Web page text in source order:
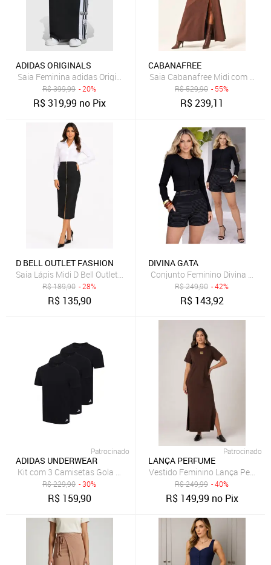
ADIDAS ORIGINALS
Saia Feminina adidas Originals Adibreak SK Preta
R$399,99 - 20%
R$319,99 no Pix
CABANAFREE
Saia Cabanafree Midi com
R$529,90 - 55%
R$239,11
D BELL OUTLET FASHION
Saia Lápis Midi D Bell Outlet Fashion Com Zíper Preto
R$189,90 - 28%
R$ 135,90
DIVINA GATA
R$249,90 - 42%
R$ 143,92
Patrocinado
ADIDAS UNDERWEAR
Kit com 3 Camisetas Gola Careca adidas Underwear Preto
R$229,90 - 30%
R$ 159,90
Patrocinado
LANÇA PERFUME
Vestido Feminino Lança
R$249,99 - 40%
R$ 149,99 no Pix